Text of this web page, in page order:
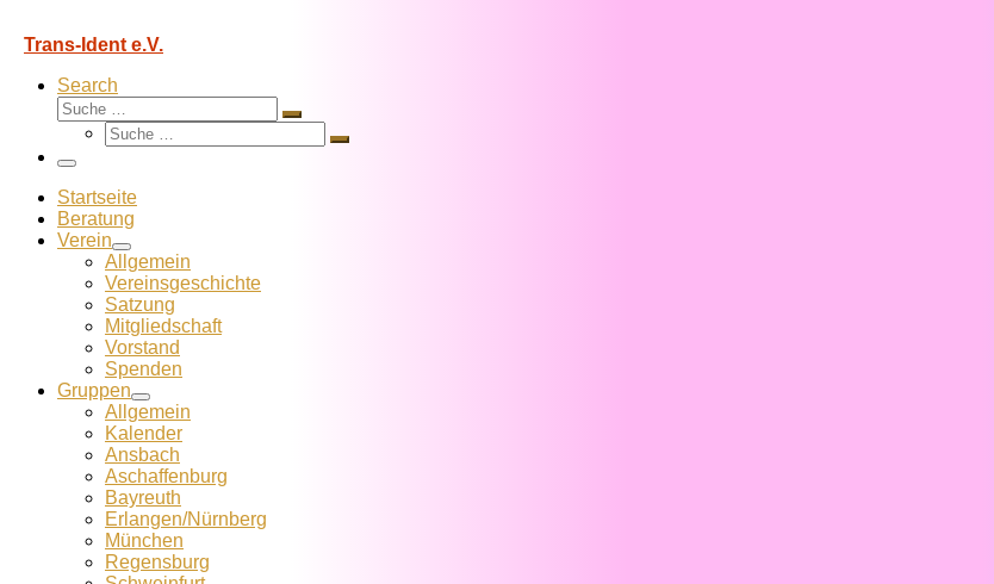
Trans-Ident e.V.
Search
Suche
Suche
Suche
Suche
Menü
Startseite
Beratung
Verein
Allgemein
Vereins­geschichte
Satzung
Mitglied­schaft
Vorstand
Spenden
Gruppen
Allgemein
Kalender
Ansbach
Aschaffenburg
Bayreuth
Erlangen/Nürnberg
München
Regensburg